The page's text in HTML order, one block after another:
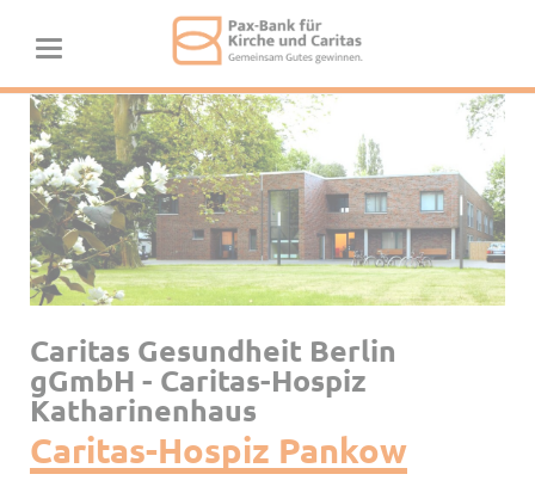
Caritas Gesundheit Berlin
gGmbH - Caritas-Hospiz
Katharinenhaus
Caritas-Hospiz Pankow